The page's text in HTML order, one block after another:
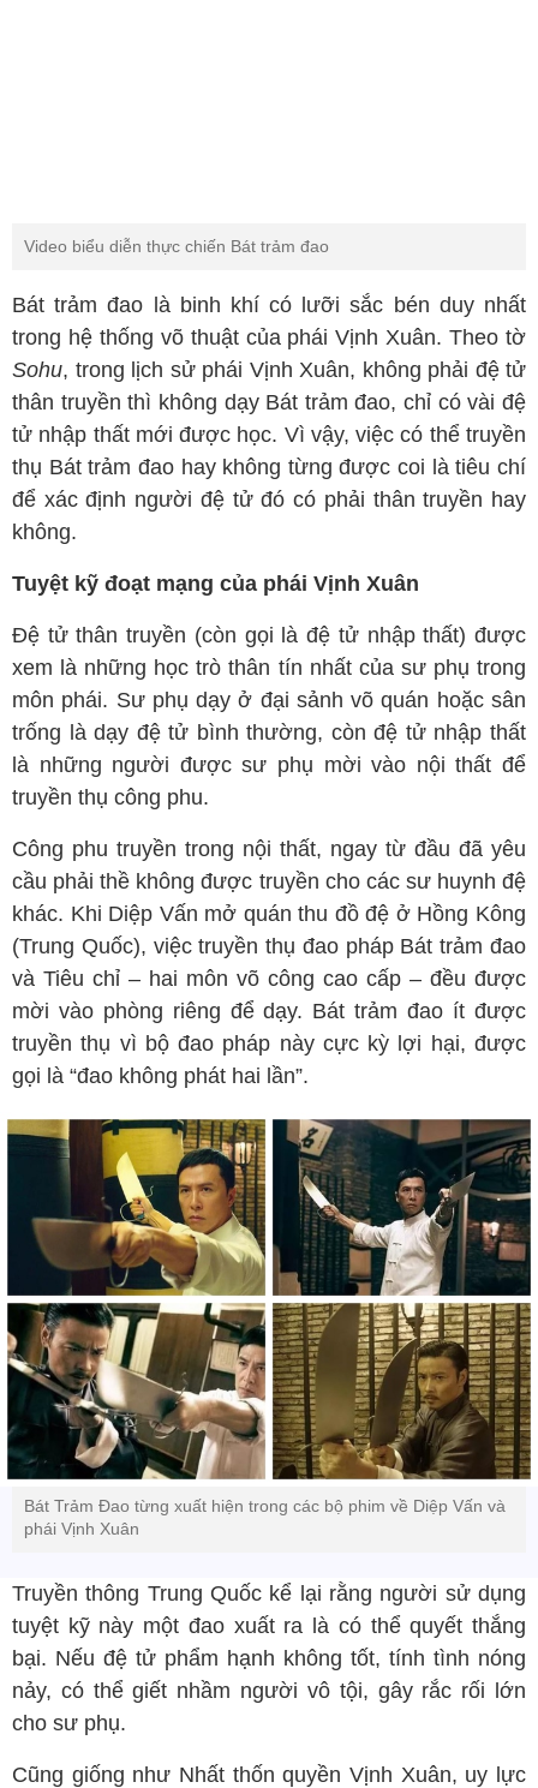
Video biểu diễn thực chiến Bát trảm đao
Bát trảm đao là binh khí có lưỡi sắc bén duy nhất
trong hệ thống võ thuật của phái Vịnh Xuân. Theo tờ
Sohu, trong lịch sử phái Vịnh Xuân, không phải đệ tử
thân truyền thì không dạy Bát trảm đao, chỉ có vài đệ
tử nhập thất mới được học. Vì vậy, việc có thể truyền
thụ Bát trảm đao hay không từng được coi là tiêu chí
để xác định người đệ tử đó có phải thân truyền hay
không.
Tuyệt kỹ đoạt mạng của phái Vịnh Xuân
Đệ tử thân truyền (còn gọi là đệ tử nhập thất) được
xem là những học trò thân tín nhất của sư phụ trong
môn phái. Sư phụ dạy ở đại sảnh võ quán hoặc sân
trống là dạy đệ tử bình thường, còn đệ tử nhập thất
là những người được sư phụ mời vào nội thất để
truyền thụ công phu.
Công phu truyền trong nội thất, ngay từ đầu đã yêu
cầu phải thề không được truyền cho các sư huynh đệ
khác. Khi Diệp Vấn mở quán thu đồ đệ ở Hồng Kông
(Trung Quốc), việc truyền thụ đao pháp Bát trảm đao
và Tiêu chỉ – hai môn võ công cao cấp – đều được
mời vào phòng riêng để dạy. Bát trảm đao ít được
truyền thụ vì bộ đao pháp này cực kỳ lợi hại, được
gọi là “đao không phát hai lần”.
Bát Trảm Đao từng xuất hiện trong các bộ phim về Diệp Vấn và
phái Vịnh Xuân
Truyền thông Trung Quốc kể lại rằng người sử dụng
tuyệt kỹ này một đao xuất ra là có thể quyết thắng
bại. Nếu đệ tử phẩm hạnh không tốt, tính tình nóng
nảy, có thể giết nhầm người vô tội, gây rắc rối lớn
cho sư phụ.
Cũng giống như Nhất thốn quyền Vịnh Xuân, uy lực